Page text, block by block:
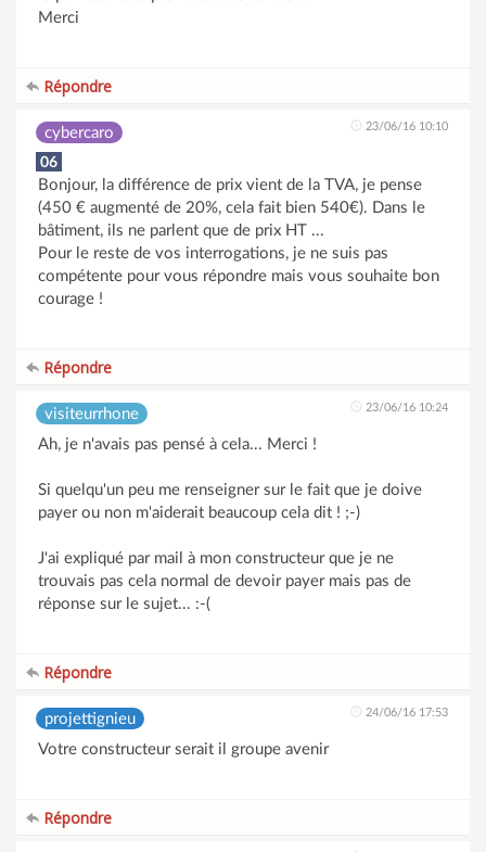
Merci
Répondre
cybercaro 23/06/16 10:10
06
Bonjour, la différence de prix vient de la TVA, je pense
(450 € augmenté de 20%, cela fait bien 540€). Dans le
bâtiment, ils ne parlent que de prix HT ...
Pour le reste de vos interrogations, je ne suis pas
compétente pour vous répondre mais vous souhaite bon
courage !
Répondre
visiteurrhone 23/06/16 10:24
Ah, je n'avais pas pensé à cela... Merci !
Si quelqu'un peu me renseigner sur le fait que je doive
payer ou non m'aiderait beaucoup cela dit ! ;-)
J'ai expliqué par mail à mon constructeur que je ne
trouvais pas cela normal de devoir payer mais pas de
réponse sur le sujet... :-(
Répondre
projettignieu 24/06/16 17:53
Votre constructeur serait il groupe avenir
Répondre